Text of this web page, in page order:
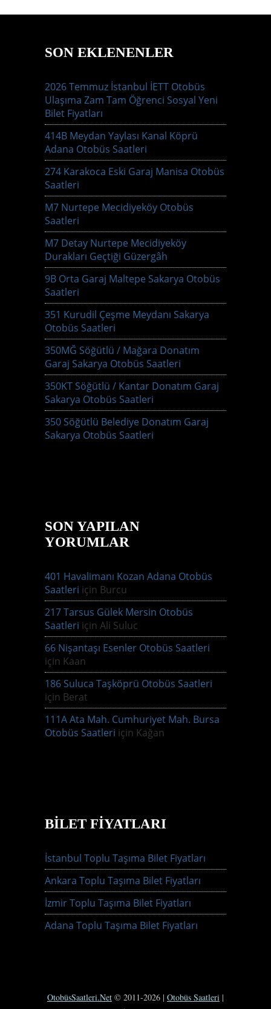
SON EKLENENLER
2026 Temmuz İstanbul İETT Otobüs
Ulaşıma Zam Tam Öğrenci Sosyal Yeni
Bilet Fiyatları
414B Meydan Yaylası Kanal Köprü
Adana Otobüs Saatleri
274 Karakoca Eski Garaj Manisa Otobüs
Saatleri
M7 Nurtepe Mecidiyeköy Otobüs
Saatleri
M7 Detay Nurtepe Mecidiyeköy
Durakları Geçtiği Güzergâh
9B Orta Garaj Maltepe Sakarya Otobüs
Saatleri
351 Kurudil Çeşme Meydanı Sakarya
Otobüs Saatleri
350MĞ Söğütlü / Mağara Donatım
Garaj Sakarya Otobüs Saatleri
350KT Söğütlü / Kantar Donatım Garaj
Sakarya Otobüs Saatleri
350 Söğütlü Belediye Donatım Garaj
Sakarya Otobüs Saatleri
SON YAPILAN
YORUMLAR
401 Havalimanı Kozan Adana Otobüs
Saatleri için Burcu
217 Tarsus Gülek Mersin Otobüs
Saatleri için Ali Suluc
66 Nişantaşı Esenler Otobüs Saatleri
için Kaan
186 Suluca Taşköprü Otobüs Saatleri
için Berat
111A Ata Mah. Cumhuriyet Mah. Bursa
Otobüs Saatleri için Kağan
BILET FIYATLARI
İstanbul Toplu Taşıma Bilet Fiyatları
Ankara Toplu Taşıma Bilet Fiyatları
İzmir Toplu Taşıma Bilet Fiyatları
Adana Toplu Taşıma Bilet Fiyatları
OtobüsSaatleri.Net © 2011-2026 | Otobüs Saatleri |